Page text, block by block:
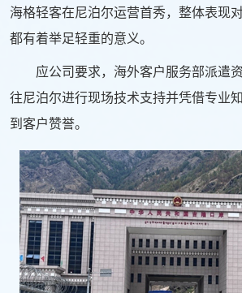
海格轻客在尼泊尔运营首秀，整体表现
都有着举足轻重的意义。
应公司要求，海外客户服务部派遣
往尼泊尔进行现场技术支持并凭借专业
到客户赞誉。